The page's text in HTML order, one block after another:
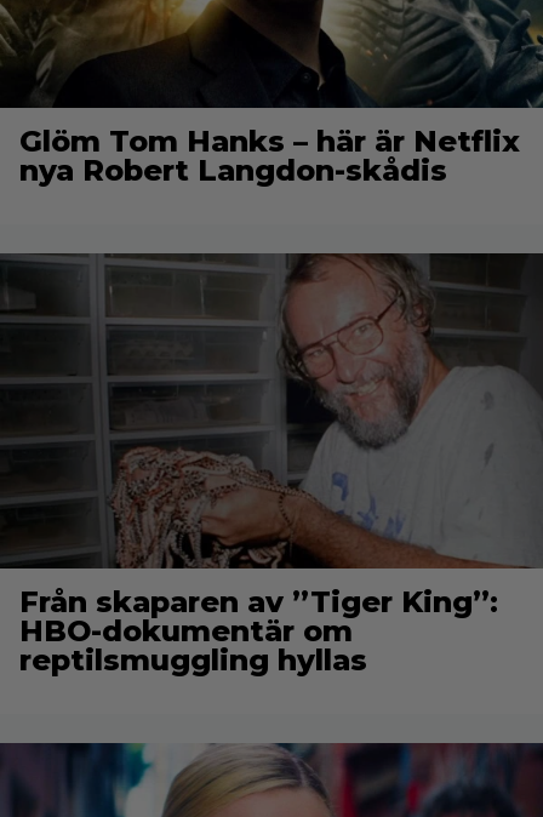
Glöm Tom Hanks – här är Netflix
nya Robert Langdon-skådis
Från skaparen av ”Tiger King”:
HBO-dokumentär om
reptilsmuggling hyllas